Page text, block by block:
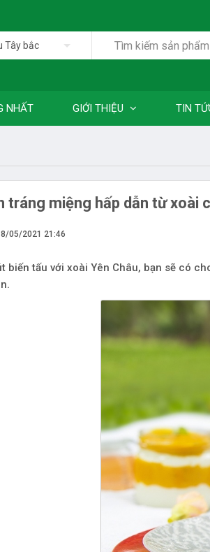
Tây bắc
NHẤT GIỚI THIỆU TIN
tráng miệng hấp dẫn từ xoài
05/2021 21:46
biến tấu với xoài Yên Châu, bạn sẽ có